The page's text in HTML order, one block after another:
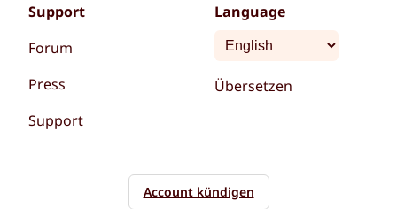
Support
Forum
Press
Support
Language
Übersetzen
Account kündigen